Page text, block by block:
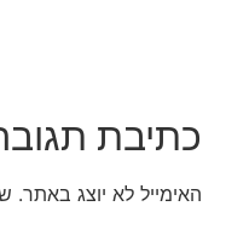
כתיבת תגובה
האימייל לא יוצג באתר.